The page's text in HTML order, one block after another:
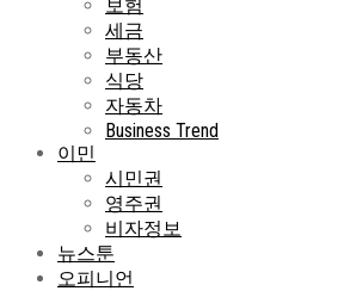
보험
세금
부동산
식당
자동차
Business Trend
이민
시민권
영주권
비자정보
뉴스툰
오피니언